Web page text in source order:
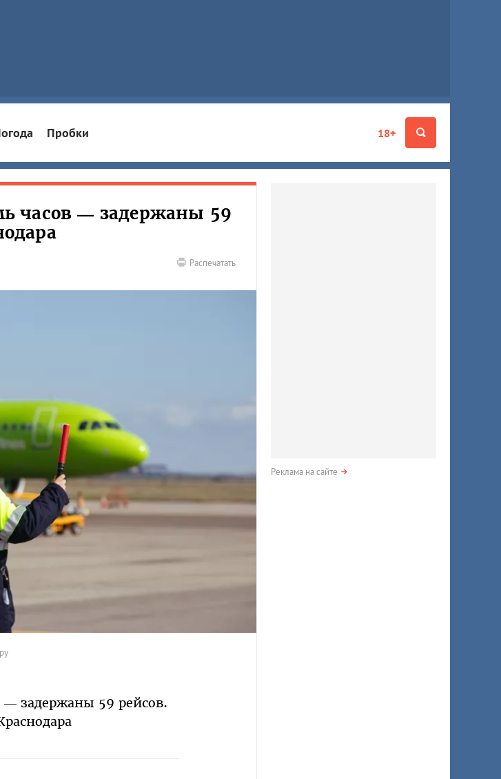
18+
Пробки
часов — задержаны 59
Распечатать
— задержаны 59 рейсов.
Реклама на сайте